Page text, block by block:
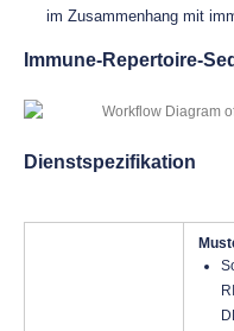
im Zusammenhang mit
Immune-Repertoire-
Dienstspezifikation